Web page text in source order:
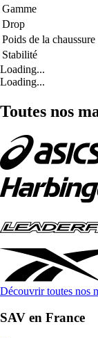
Gamme
Drop
Poids de la
Stabilité
Loading...
Loading...
Toutes nos
Découvrir toutes nos
SAV en France